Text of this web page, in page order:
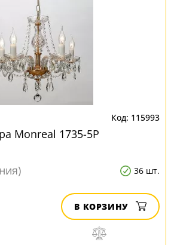
115993
Monreal 1735-5P
36 шт.
В КОРЗИНУ